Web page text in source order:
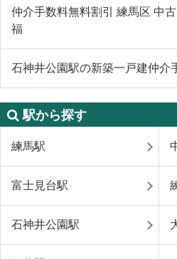
仲介手数料無料割引 練馬区 中
福
石神井公園駅の新築一戸建仲介
駅から探す
練馬駅
富士見台駅
石神井公園駅